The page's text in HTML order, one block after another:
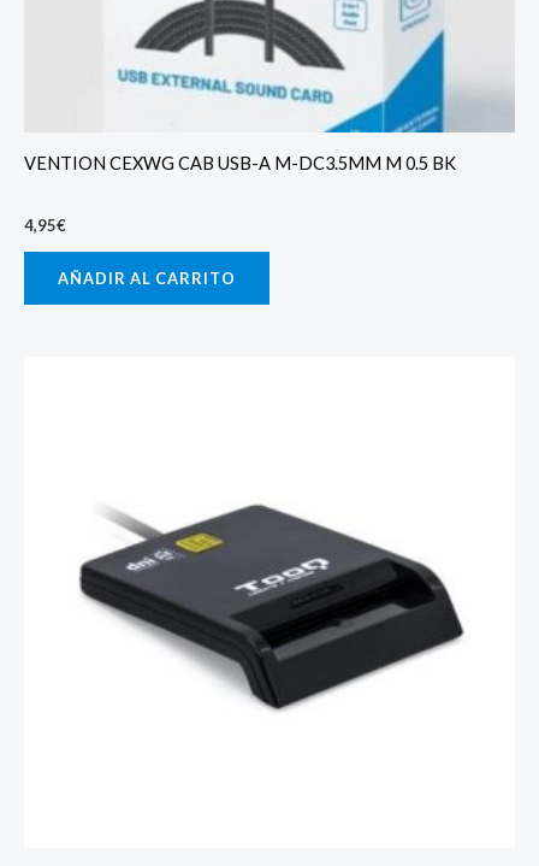
VENTION CEXWG CAB USB-A M-DC3.5MM M 0.5 BK
4,95€
AÑADIR AL CARRITO